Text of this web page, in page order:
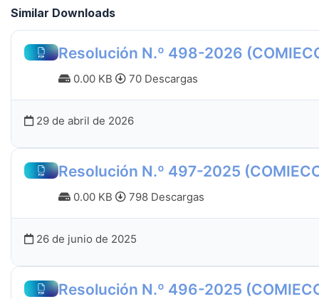
Similar Downloads
Resolución N.º 498-2026
0.00 KB 70 Descargas
29 de abril de 2026
Resolución N.º 497-2025
0.00 KB 798 Descargas
26 de junio de 2025
Resolución N.º 496-2025